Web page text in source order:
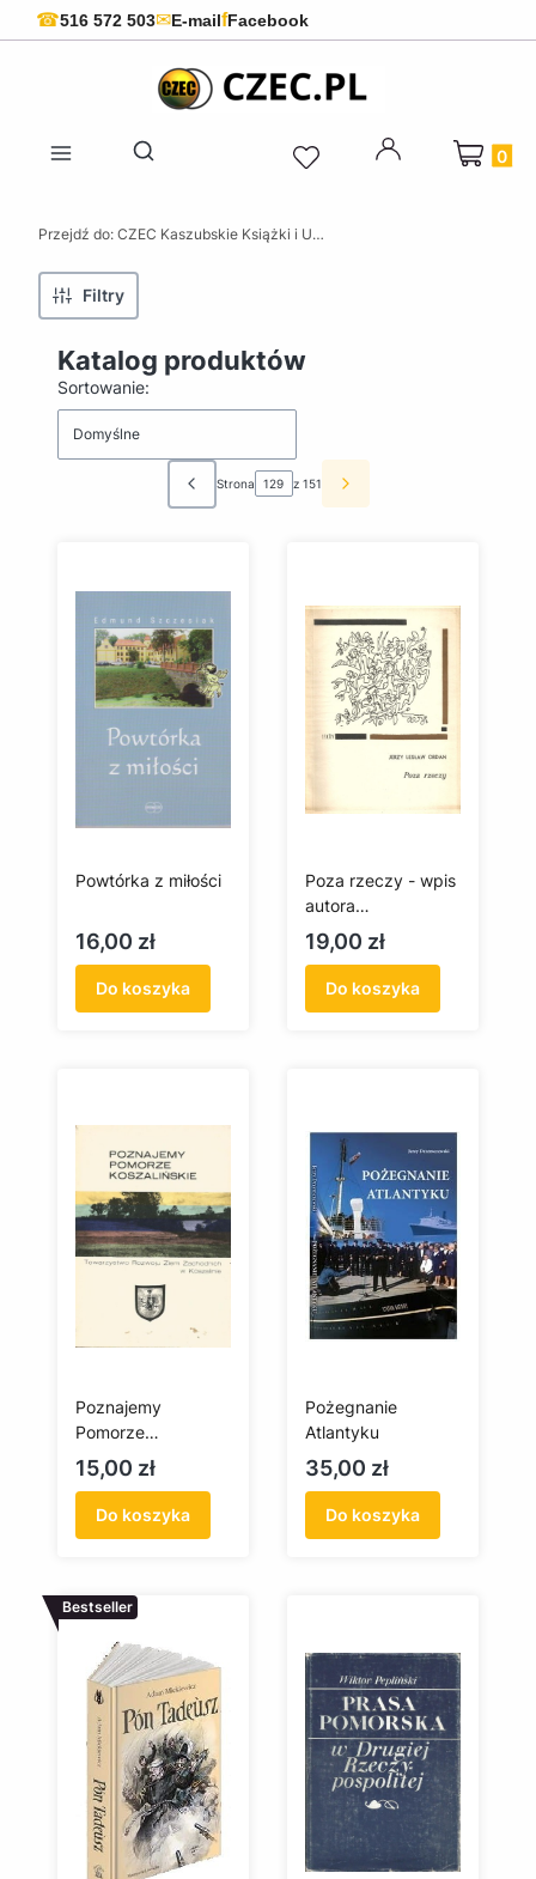
☎516 572 503✉E-mailfFacebook
Otwórz wyszukiwarkę
Produkty
Przejdź do: CZEC Kaszubskie Książki i Upominki - Pamiątki z Kaszub
Filtry
Katalog produktów
Lista produktów
Sortowanie:
Domyślne
Poprzednie produkty
Strona z 151 Następne produkty
Powtórka z miłości
Cena
16,00 zł
Do koszyka
Poza rzeczy - wpis
autora
(antykwariat)
Cena
19,00 zł
Do koszyka
Poznajemy
Pomorze
Koszalińskie
(antykwariat)
Cena
15,00 zł
Do koszyka
Pożegnanie
Atlantyku
Cena
35,00 zł
Do koszyka
Bestseller